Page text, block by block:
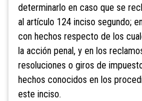
determinarlo en caso que se
al artículo 124 inciso segundo;
con hechos respecto de los
la acción penal, y en los
resoluciones o giros de
hechos conocidos en los
este inciso.